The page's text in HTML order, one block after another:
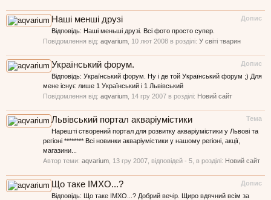
Допис
Наші менші друзі
Відповідь: Наші меньші друзі. Всі фото просто супер.
Повідомлення від: aqvarium 10 лют 2008 в розділі: У світі тварин
Допис
Український форум.
Відповідь: Український форум. Ну і де той Український форум ;) Для
мене існує лише 1 Український і 1 Львівський
Повідомлення від: aqvarium 14 гру 2007 в розділі: Новий сайт
Тема
Львівський портал акваріумістики
Нарешті створений портал для розвитку акваріумістики у Львові та
регіоні ******** Всі новинки акваріумістики у нашому регіоні, акції,
магазини...
Автор теми: aqvarium 13 гру 2007 , відповідей - 5, в розділі: Новий сайт
Допис
Що таке ІМХО...?
Відповідь: Що таке ІМХО...? Добрий вечір. Щиро вдячний всім за